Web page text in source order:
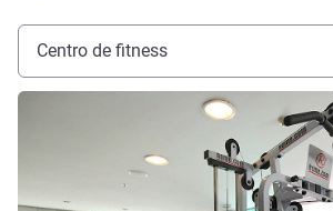
Centro de fitness
Ver detalhes